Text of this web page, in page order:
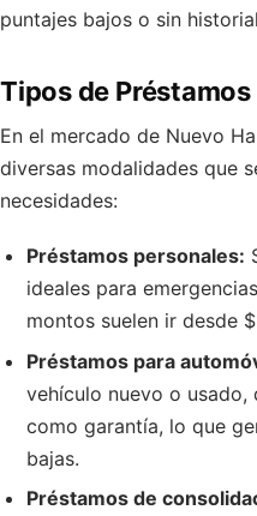
puntajes bajos o sin
Tipos de
En el mercado de Nuevo
diversas modalidades que
necesidades:
Préstamos personales:
ideales para
montos suelen ir desde
Préstamos para
vehículo nuevo o
como garantía, lo que
bajas.
Préstamos de